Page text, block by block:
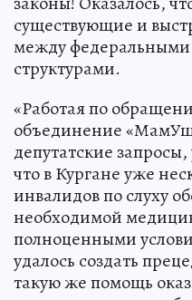
существующие и
между
структурами.
«Работая по
объединение
депутатские запросы,
что в Кургане уже
инвалидов по слуху
необходимой
полноценными
удалось создать
такую же помощь